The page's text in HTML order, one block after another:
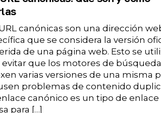
canónicas son una dirección
que se considera la versión
de una página web. Esto se
evitar que los motores de búsqueda
varias versiones de una misma
problemas de contenido
canónico es un tipo de enlace
para […]